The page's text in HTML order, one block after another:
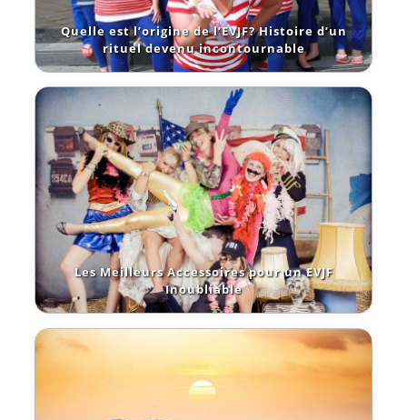
Quelle est l’origine de l’EVJF? Histoire d’un
rituel devenu incontournable
Les Meilleurs Accessoires pour un EVJF
Inoubliable